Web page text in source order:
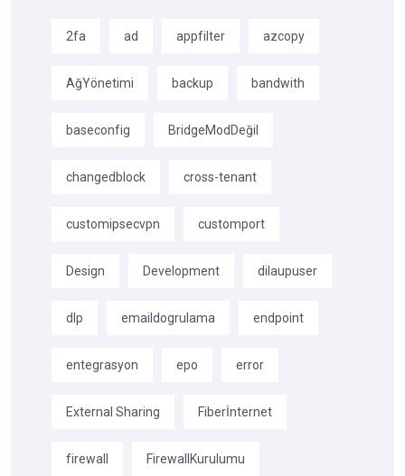
2fa ad appfilter azcopy
AğYönetimi backup bandwith
baseconfig BridgeModDeğil
changedblock cross-tenant
customipsecvpn customport
Design Development dilaupuser
dlp emaildogrulama endpoint
entegrasyon epo error
External Sharing Fiberİnternet
firewall FirewallKurulumu